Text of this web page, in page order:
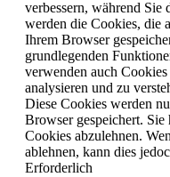
verbessern, während Sie
werden die Cookies, die
Ihrem Browser
grundlegenden
verwenden auch
analysieren und zu
Diese Cookies werden
Browser gespeichert.
Cookies abzulehnen.
ablehnen, kann dies
Erforderlich